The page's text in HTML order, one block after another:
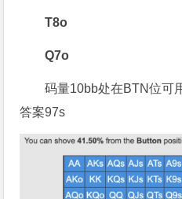
T8o
Q7o
码量10bb处在BTN位可
答案97s